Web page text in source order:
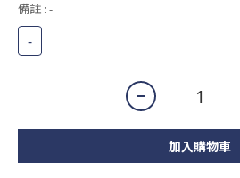
備註 : -
-
加入購物車